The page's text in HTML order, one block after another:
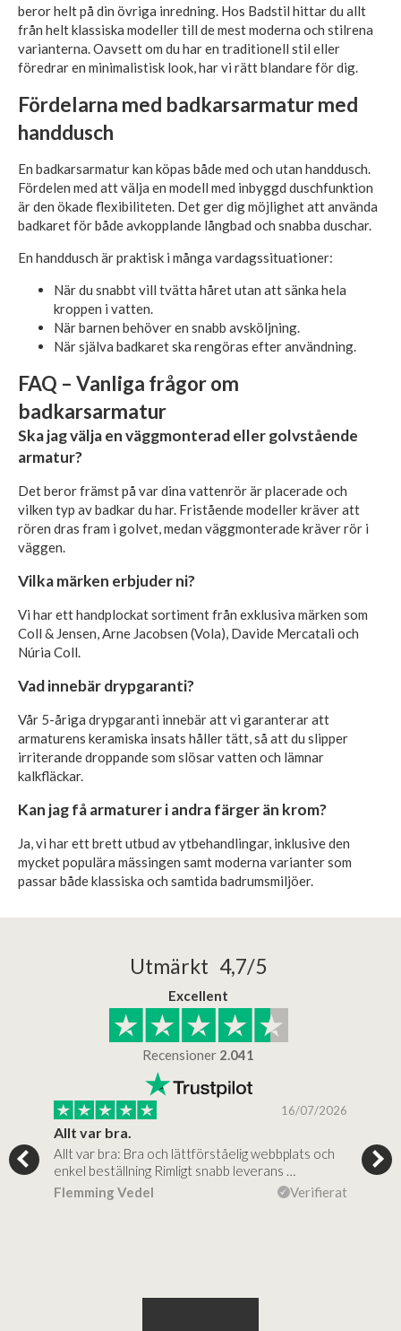
beror helt på din övriga inredning. Hos Badstil hittar du allt
från helt klassiska modeller till de mest moderna och stilrena
varianterna. Oavsett om du har en traditionell stil eller
föredrar en minimalistisk look, har vi rätt blandare för dig.
Fördelarna med badkarsarmatur med
handdusch
En badkarsarmatur kan köpas både med och utan handdusch.
Fördelen med att välja en modell med inbyggd duschfunktion
är den ökade flexibiliteten. Det ger dig möjlighet att använda
badkaret för både avkopplande långbad och snabba duschar.
En handdusch är praktisk i många vardagssituationer:
När du snabbt vill tvätta håret utan att sänka hela
kroppen i vatten.
När barnen behöver en snabb avsköljning.
När själva badkaret ska rengöras efter användning.
FAQ – Vanliga frågor om
badkarsarmatur
Ska jag välja en väggmonterad eller golvstående
armatur?
Det beror främst på var dina vattenrör är placerade och
vilken typ av badkar du har. Fristående modeller kräver att
rören dras fram i golvet, medan väggmonterade kräver rör i
väggen.
Vilka märken erbjuder ni?
Vi har ett handplockat sortiment från exklusiva märken som
Coll & Jensen, Arne Jacobsen (Vola), Davide Mercatali och
Núria Coll.
Vad innebär drypgaranti?
Vår 5-åriga drypgaranti innebär att vi garanterar att
armaturens keramiska insats håller tätt, så att du slipper
irriterande droppande som slösar vatten och lämnar
kalkfläckar.
Kan jag få armaturer i andra färger än krom?
Ja, vi har ett brett utbud av ytbehandlingar, inklusive den
mycket populära mässingen samt moderna varianter som
passar både klassiska och samtida badrumsmiljöer.
Utmärkt 4,7/5
Excellent
Recensioner 2.041
16/07/2026
Allt var bra.
Allt var bra: Bra och lättförståelig webbplats och
enkel beställning Rimligt snabb leverans …
Flemming Vedel
Verifierat
Jag